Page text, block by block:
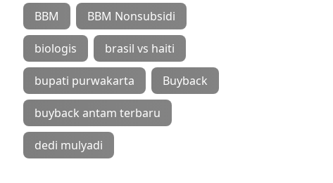
BBM BBM Nonsubsidi
biologis brasil vs haiti
bupati purwakarta Buyback
buyback antam terbaru
dedi mulyadi